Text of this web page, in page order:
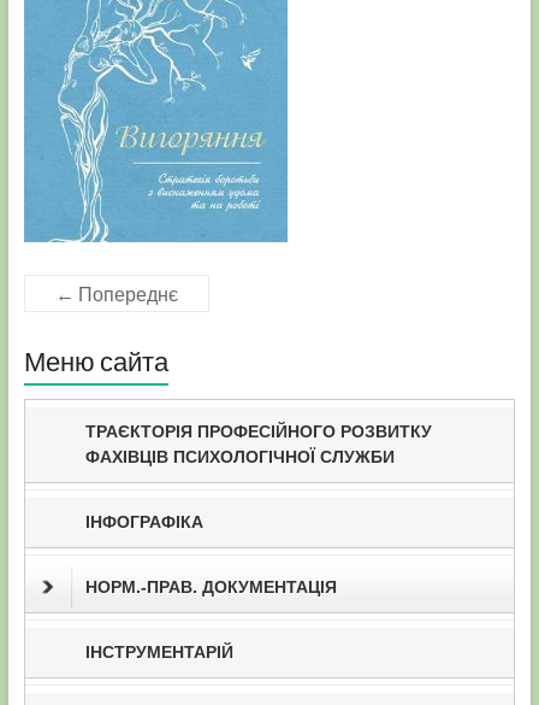
← Попереднє
Меню сайта
ТРАЄКТОРІЯ ПРОФЕСІЙНОГО РОЗВИТКУ
ФАХІВЦІВ ПСИХОЛОГІЧНОЇ СЛУЖБИ
ІНФОГРАФІКА
НОРМ.-ПРАВ. ДОКУМЕНТАЦІЯ
ІНСТРУМЕНТАРІЙ